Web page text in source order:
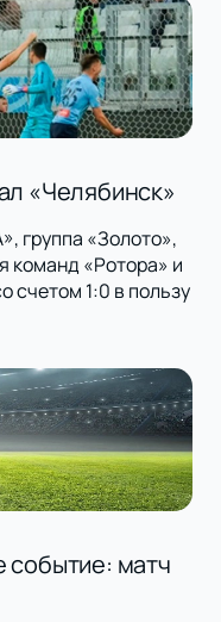
«Челябинск»
группа «Золото»,
команд «Ротора» и
счетом 1:0 в пользу
событие: матч